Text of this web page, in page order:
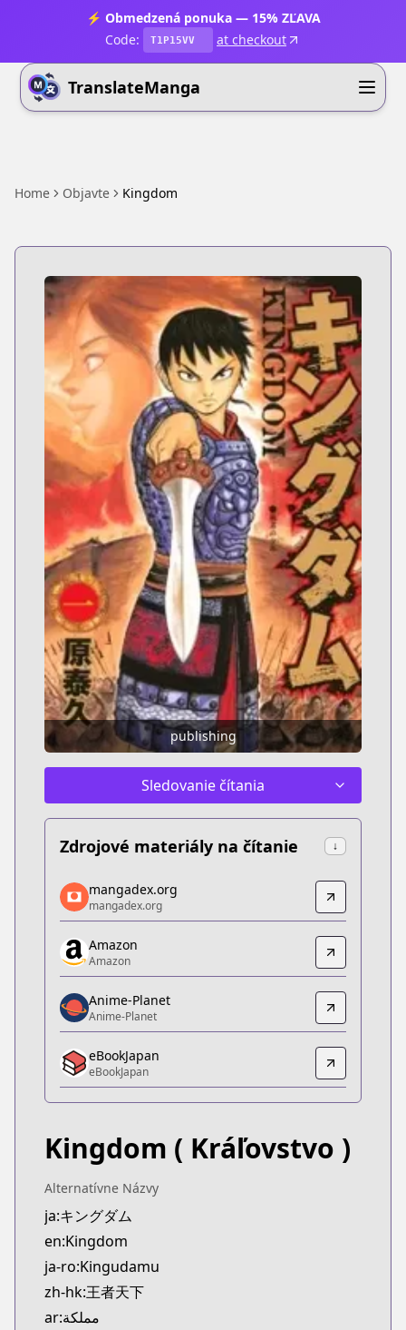
⚡ Obmedzená ponuka — 15% ZĽAVA
Code:
T1P15VV at checkout
TranslateManga
Home Objavte Kingdom
publishing
Sledovanie čítania
Zdrojové materiály na čítanie ↓
mangadex.org
mangadex.org
https://mangadex.org/title/077a3fed-1634-424f-
Amazon
Amazon
https://www.amazon.co.jp/dp/B07GX5ZWRX
Anime-Planet
Anime-Planet
https://www.anime-planet.com/manga/kingdom
eBookJapan
eBookJapan
Official Raw
Official Raw
https://youngjump.jp/kingdom
Kitsu
Kitsu
https://kitsu.app/manga/3480
CDJapan
CDJapan
https://www.anime-planet.com/manga/https://
mangadex.org
mangadex.org
Amazon
Amazon
Anime-Planet
Anime-Planet
eBookJapan
eBookJapan
Kingdom ( Kráľovstvo )
Alternatívne Názvy
ja:キングダム
en:Kingdom
ja-ro:Kingudamu
zh-hk:王者天下
ar:مملكة